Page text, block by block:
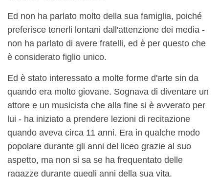
Ed non ha parlato molto della sua famiglia, poiché
preferisce tenerli lontani dall'attenzione dei media -
non ha parlato di avere fratelli, ed è per questo che
è considerato figlio unico.
Ed è stato interessato a molte forme d'arte sin da
quando era molto giovane. Sognava di diventare un
attore e un musicista che alla fine si è avverato per
lui - ha iniziato a prendere lezioni di recitazione
quando aveva circa 11 anni. Era in qualche modo
popolare durante gli anni del liceo grazie al suo
aspetto, ma non si sa se ha frequentato delle
ragazze durante quegli anni della sua vita.